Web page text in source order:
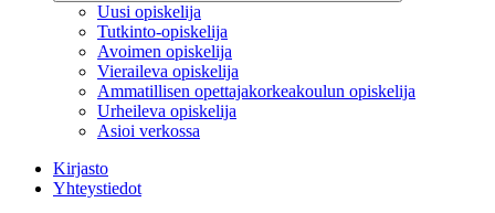
Uusi opiskelija
Tutkinto-opiskelija
Avoimen opiskelija
Vieraileva opiskelija
Ammatillisen opettajakorkeakoulun opiskelija
Urheileva opiskelija
Asioi verkossa
Kirjasto
Yhteystiedot